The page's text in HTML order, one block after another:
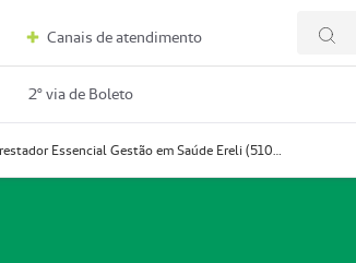
Canais de atendimento
2º via de Boleto
Prestador Essencial Gestão em Saúde Ereli (51004354-7)